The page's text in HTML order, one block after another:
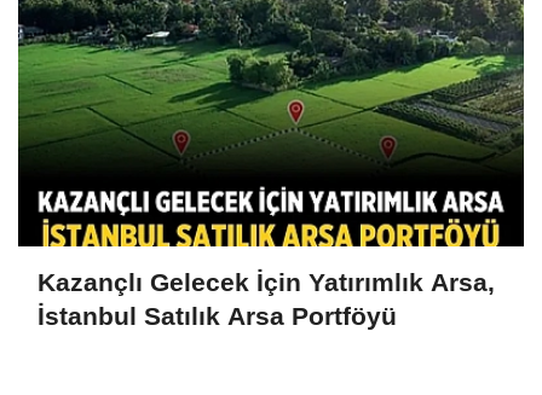
Kazançlı Gelecek İçin Yatırımlık Arsa,
İstanbul Satılık Arsa Portföyü